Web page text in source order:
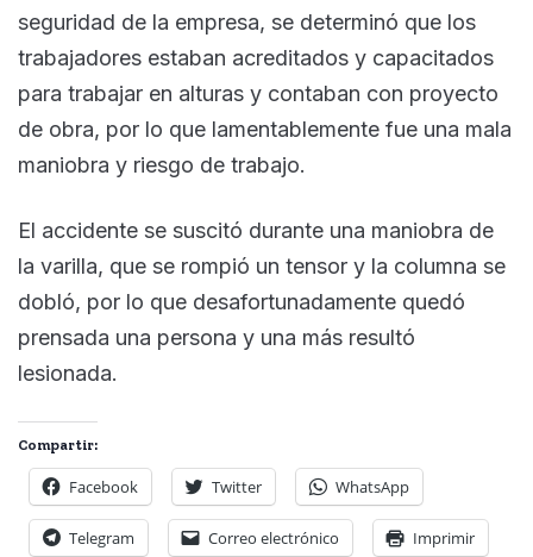
seguridad de la empresa, se determinó que los
trabajadores estaban acreditados y capacitados
para trabajar en alturas y contaban con proyecto
de obra, por lo que lamentablemente fue una mala
maniobra y riesgo de trabajo.
El accidente se suscitó durante una maniobra de
la varilla, que se rompió un tensor y la columna se
dobló, por lo que desafortunadamente quedó
prensada una persona y una más resultó
lesionada.
Compartir:
Facebook Twitter WhatsApp
Telegram Correo electrónico Imprimir